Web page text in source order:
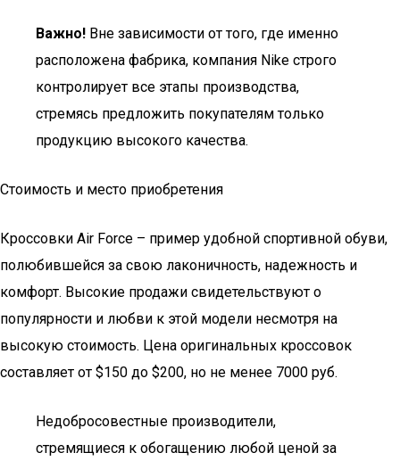
Важно! Вне зависимости от того, где именно
расположена фабрика, компания Nike строго
контролирует все этапы производства,
стремясь предложить покупателям только
продукцию высокого качества.
Стоимость и место приобретения
Кроссовки Air Force – пример удобной спортивной обуви,
полюбившейся за свою лаконичность, надежность и
комфорт. Высокие продажи свидетельствуют о
популярности и любви к этой модели несмотря на
высокую стоимость. Цена оригинальных кроссовок
составляет от $150 до $200, но не менее 7000 руб.
Недобросовестные производители,
стремящиеся к обогащению любой ценой за